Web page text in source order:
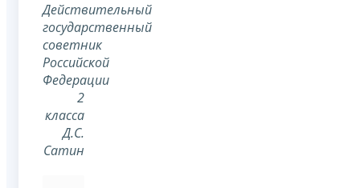
Действительный
государственный
советник
Российской
Федерации
2
класса
Д.С.
Сатин